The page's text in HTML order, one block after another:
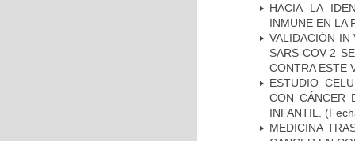
HACIA LA
INMUNE EN LA
VALIDACIÓN IN
SARS-COV-2
CONTRA ESTE
ESTUDIO
CON CÁNCER
INFANTIL.
MEDICINA